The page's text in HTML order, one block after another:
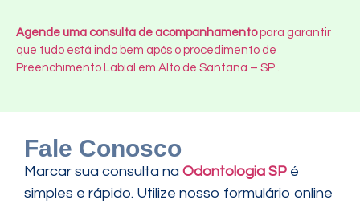
Agende uma consulta de acompanhamentopara garantir
que tudo está indo bem após o procedimento de
Preenchimento Labial em Alto de Santana – SP .
Fale Conosco
Marcar sua consulta na Odontologia SP é
simples e rápido. Utilize nosso formulário online